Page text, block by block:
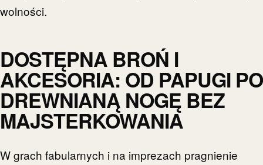
wolności.
DOSTĘPNA BROŃ I
AKCESORIA: OD PAPUGI PO
DREWNIANĄ NOGĘ BEZ
MAJSTERKOWANIA
W grach fabularnych i na imprezach pragnienie